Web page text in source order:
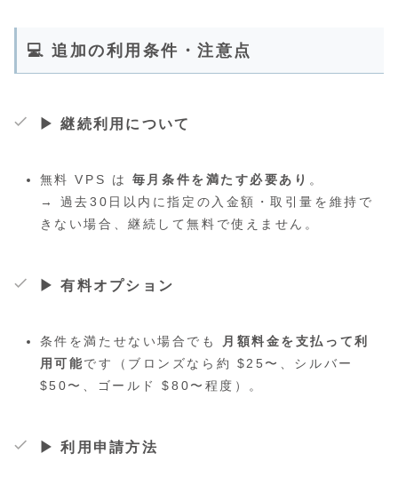
💻 追加の利用条件・注意点
▶ 継続利用について
無料 VPS は 毎月条件を満たす必要あり 。
→ 過去30日以内に指定の入金額・取引量を維持で
きない場合、継続して無料で使えません。
▶ 有料オプション
条件を満たせない場合でも
月額料金を支払って利
用可能です（ブロンズなら約 $25〜、シルバー
$50〜、ゴールド $80〜程度）。
▶ 利用申請方法